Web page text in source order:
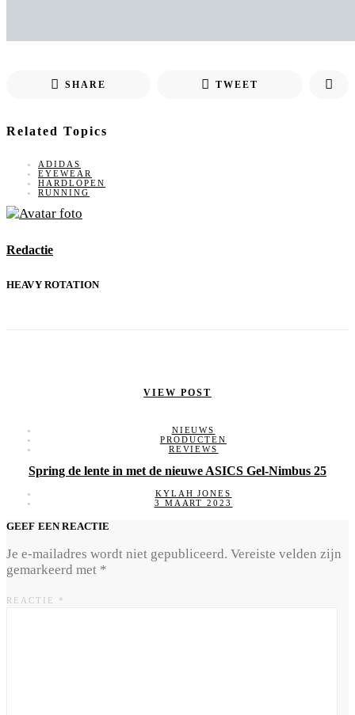
SHARE TWEET
Related Topics
ADIDAS
EYEWEAR
HARDLOPEN
RUNNING
Redactie
HEAVY ROTATION
VIEW POST
NIEUWS
PRODUCTEN
REVIEWS
Spring de lente in met de nieuwe ASICS Gel-Nimbus 25
KYLAH JONES
3 MAART 2023
GEEF EEN REACTIE
Je e-mailadres wordt niet gepubliceerd. Vereiste velden zijn
gemarkeerd met *
REACTIE *